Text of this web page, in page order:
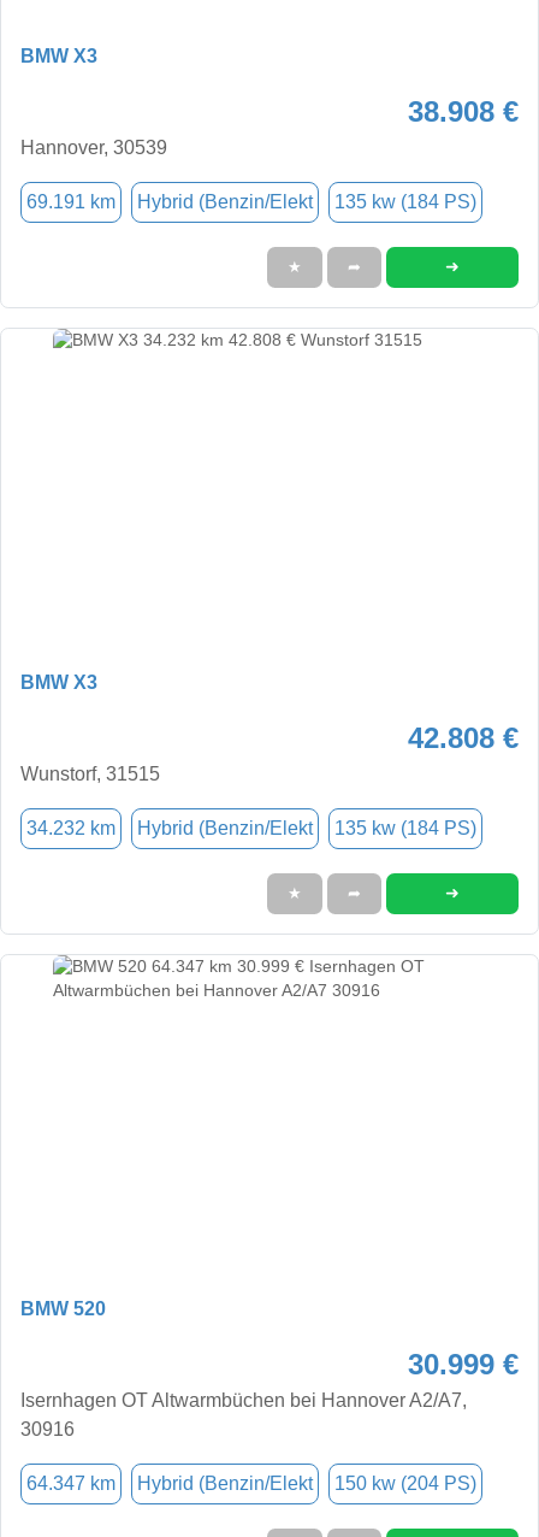
BMW X3
38.908 €
Hannover, 30539
69.191 km Hybrid (Benzin/Elekt 135 kw (184 PS)
★ ➦ ➜
BMW X3
42.808 €
Wunstorf, 31515
34.232 km Hybrid (Benzin/Elekt 135 kw (184 PS)
★ ➦ ➜
BMW 520
30.999 €
Isernhagen OT Altwarmbüchen bei Hannover A2/A7,
30916
64.347 km Hybrid (Benzin/Elekt 150 kw (204 PS)